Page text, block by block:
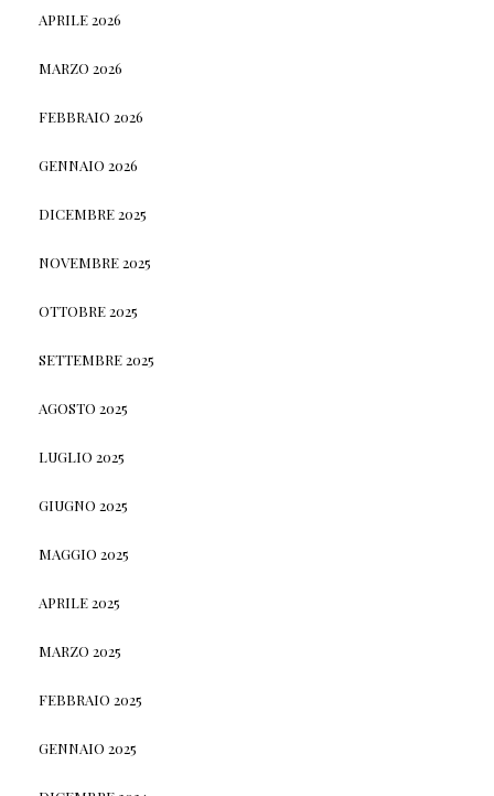
APRILE 2026
MARZO 2026
FEBBRAIO 2026
GENNAIO 2026
DICEMBRE 2025
NOVEMBRE 2025
OTTOBRE 2025
SETTEMBRE 2025
AGOSTO 2025
LUGLIO 2025
GIUGNO 2025
MAGGIO 2025
APRILE 2025
MARZO 2025
FEBBRAIO 2025
GENNAIO 2025